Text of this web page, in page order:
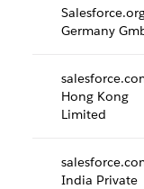
Germany
Hong Kong
Limited
India Private